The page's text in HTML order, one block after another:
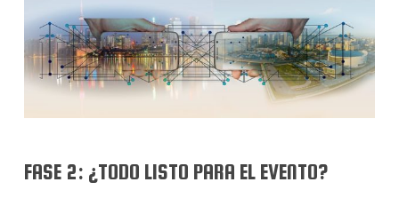
FASE 2: ¿TODO LISTO PARA EL EVENTO?